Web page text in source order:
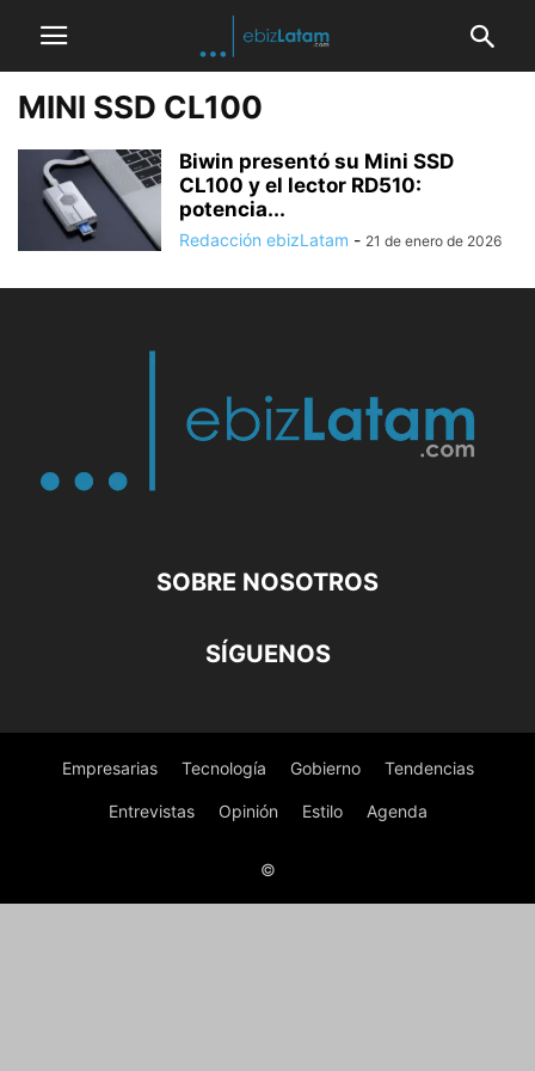
MINI SSD CL100
Biwin presentó su Mini SSD
CL100 y el lector RD510:
potencia...
Redacción ebizLatam - 21 de enero de 2026
SOBRE NOSOTROS
SÍGUENOS
Empresarias Tecnología Gobierno Tendencias
Entrevistas Opinión Estilo Agenda
©